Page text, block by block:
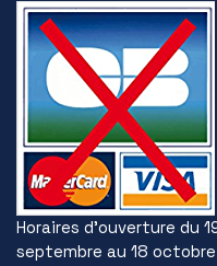
Horaires d’ouverture du
septembre au 18